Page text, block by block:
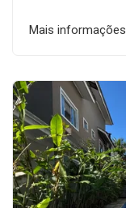
Mais informações